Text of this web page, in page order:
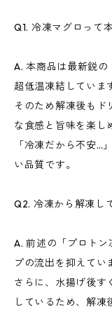
Q1. 冷凍マグロって
A. 本商品は最新鋭
超低温凍結していま
そのため解凍後もド
な食感と旨味を楽し
「冷凍だから不安…
い品質です。
Q2. 冷凍から解凍し
A. 前述の「プロト
プの流出を抑えてい
さらに、水揚げ後す
しているため、解凍